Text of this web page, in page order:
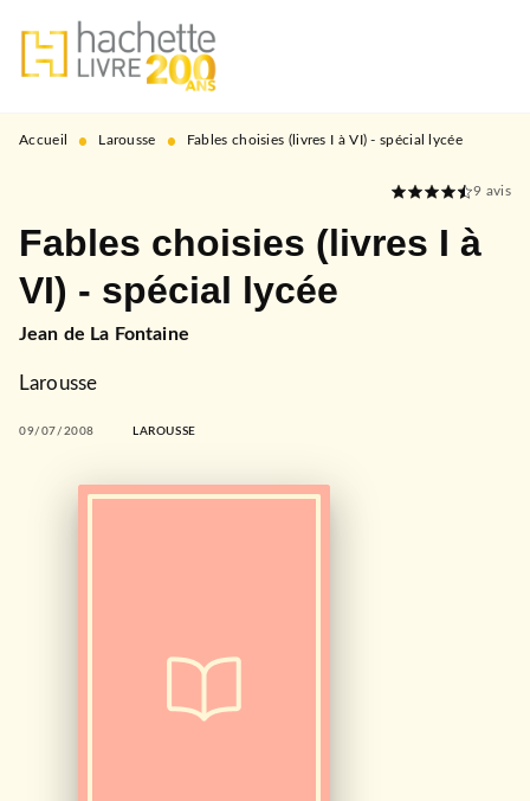
MENU RECHERCHE
PIED DE PAGE
Accueil • Larousse • Fables choisies (livres I à VI) - spécial lycée
9 avis
Fables choisies (livres I à
VI) - spécial lycée
Jean de La Fontaine
Larousse
09/07/2008 LAROUSSE